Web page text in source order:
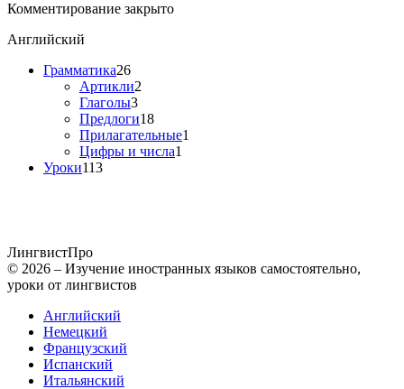
Комментирование закрыто
Английский
Грамматика26
Артикли2
Глаголы3
Предлоги18
Прилагательные1
Цифры и числа1
Уроки113
ЛингвистПро
© 2026 – Изучение иностранных языков самостоятельно,
уроки от лингвистов
Английский
Немецкий
Французский
Испанский
Итальянский